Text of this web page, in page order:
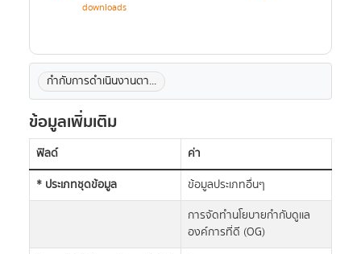
downloads
กำกับการดำเนินงานตา...
ข้อมูลเพิ่มเติม
ฟิลด์
ค่า
* ประเภทชุดข้อมูล
ข้อมูลประเภทอื่นๆ
การจัดทำนโยบายกำกับดูเเล
องค์การที่ดี (OG)